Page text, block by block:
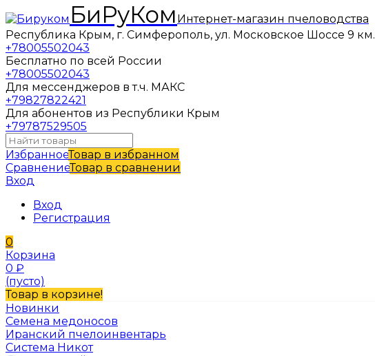
БиРуКом Интернет-магазин пчеловодства
Республика Крым, г. Симферополь, ул. Московское Шоссе 9 км.
+78005502043
Бесплатно по всей России
+78005502043
Для мессенджеров в т.ч. МАКС
+79827822421
Для абонентов из Республики Крым
+79787529505
ИзбранноеТовар в избранном
СравнениеТовар в сравнении
Вход
Вход
Регистрация
0
Корзина
0 ₽
(пусто)
Товар в корзине!
Новинки
Семена медоносов
Иранский пчелоинвентарь
Система Никот